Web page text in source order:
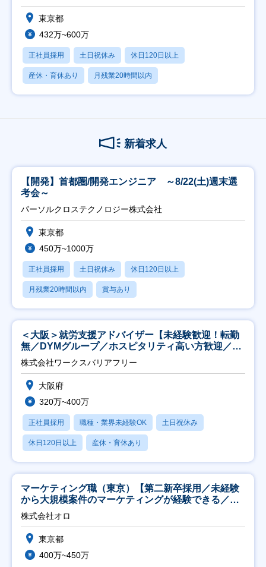
東京都
432万~600万
正社員採用 土日祝休み 休日120日以上
産休・育休あり 月残業20時間以内
新着求人
【開発】首都圏/開発エンジニア ～8/22(土)週末選
考会～
パーソルクロステクノロジー株式会社
東京都
450万~1000万
正社員採用 土日祝休み 休日120日以上
月残業20時間以内 賞与あり
＜大阪＞就労支援アドバイザー【未経験歓迎！転勤
無／DYMグループ／ホスピタリティ高い方歓迎／土
日祝】
株式会社ワークスバリアフリー
大阪府
320万~400万
正社員採用 職種・業界未経験OK 土日祝休み
休日120日以上 産休・育休あり
マーケティング職（東京）【第二新卒採用／未経験
から大規模案件のマーケティングが経験できる／研
修充実】
株式会社オロ
東京都
400万~450万